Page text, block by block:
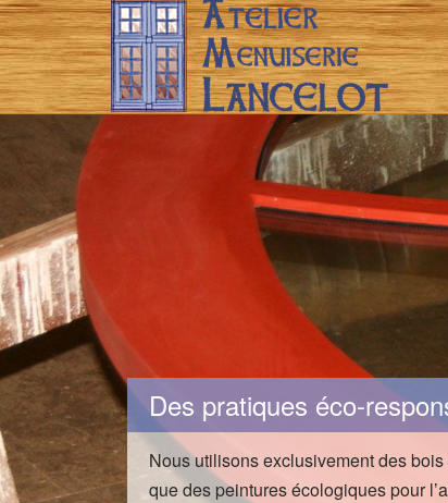
Des pratiques éco-
Nous utilisons exclusivement des
que des peintures écologiques pour